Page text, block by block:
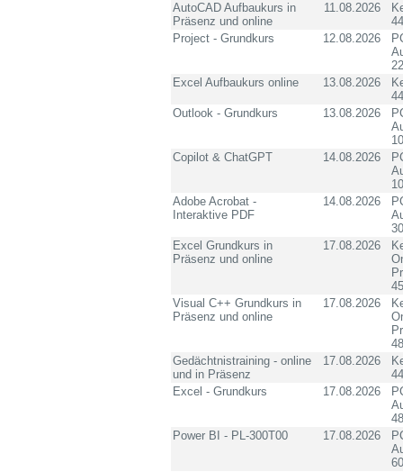
AutoCAD Aufbaukurs in
Präsenz und online
11.08.2026
Project - Grundkurs
12.08.2026
Excel Aufbaukurs online
13.08.2026
Outlook - Grundkurs
13.08.2026
Copilot & ChatGPT
14.08.2026
Adobe Acrobat -
Interaktive PDF
14.08.2026
Excel Grundkurs in
Präsenz und online
17.08.2026
Visual C++ Grundkurs in
Präsenz und online
17.08.2026
Gedächtnistraining - online
und in Präsenz
17.08.2026
Excel - Grundkurs
17.08.2026
Power BI - PL-300T00
17.08.2026